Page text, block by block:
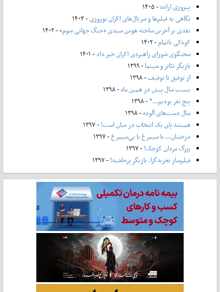
پیروزی اراده- ۱۴۰۵
نگاهی به فیلم‌ها و سریال‌های اکران نوروزی- ۱۴۰۳
نقدی بر آخرین ساخته هومن سیدی «جنگ جهانی سوم»- ۱۴۰۲
کودکی ناتمام- ۱۴۰۲
سخنگوی شورای راهبردی اکران خبر داد- ۱۴۰۱
بازیگر تئاتر و سینما- ۱۳۹۹
از توفیق تا توقیف- ۱۳۹۸
بیست سال پیش در همین ماه- ۱۳۹۸
پنج نفر بودیم...*- ۱۳۹۸
سال دست‌های آلوده- ۱۳۹۸
همیشه پای یک انتخاب در میان است!- ۱۳۹۷
درخشان... با سیمرغ یا بی‌سیمرغ- ۱۳۹۷
بزرگ مردان کوچک!- ۱۳۹۷
فیلم‌سازِ تجربه‌گرا، بازیگرِ پرحاشیه!- ۱۳۹۷